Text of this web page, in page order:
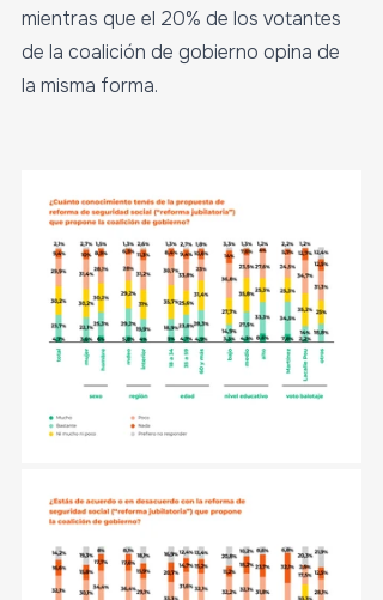
mientras que el 20% de los votantes
de la coalición de gobierno opina de
la misma forma.